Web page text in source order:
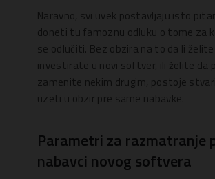
Naravno, svi uvek postavljaju isto
doneti tu famoznu odluku o tome za
se odlučiti. Bez obzira na to da li
investirate u novi softver, ili želite da
zamenite nekim drugim, postoje
uzeti u obzir pre same nabavke.
Parametri za razmatranje
nabavci novog softvera